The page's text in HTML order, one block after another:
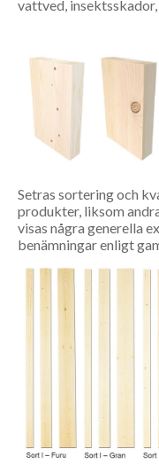
vattved,
Setras sortering och
produkter, liksom
visas några generella
benämningar enligt